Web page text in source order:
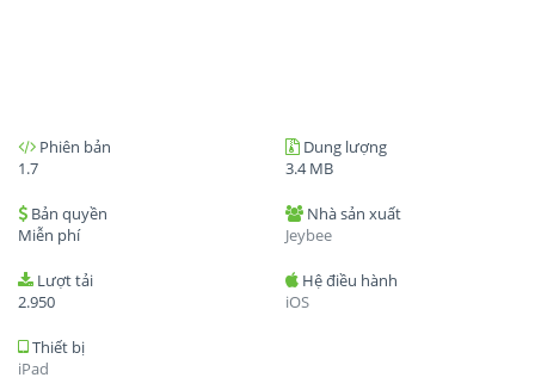
Phiên bản
1.7
Dung lượng
3.4 MB
Bản quyền
Miễn phí
Nhà sản xuất
Jeybee
Lượt tải
2.950
Hệ điều hành
iOS
Thiết bị
iPad